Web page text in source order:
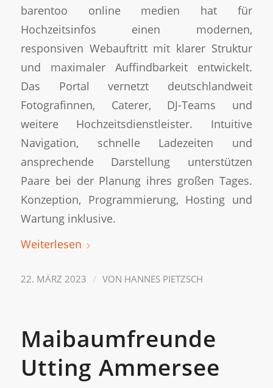
barentoo online medien hat für
Hochzeitsinfos einen modernen,
responsiven Webauftritt mit klarer Struktur
und maximaler Auffindbarkeit entwickelt.
Das Portal vernetzt deutschlandweit
Fotografinnen, Caterer, DJ-Teams und
weitere Hochzeitsdienstleister. Intuitive
Navigation, schnelle Ladezeiten und
ansprechende Darstellung unterstützen
Paare bei der Planung ihres großen Tages.
Konzeption, Programmierung, Hosting und
Wartung inklusive.
Weiterlesen
22. MÄRZ 2023 / VON HANNES PIETZSCH
Maibaumfreunde
Utting Ammersee